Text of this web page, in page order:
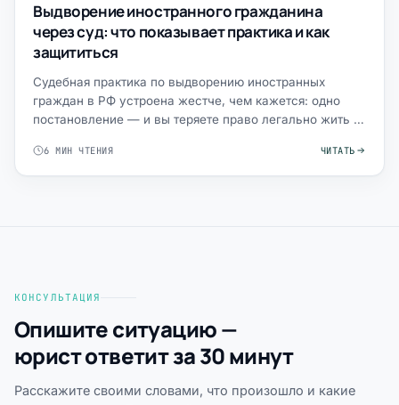
Выдворение иностранного гражданина
через суд: что показывает практика и как
защититься
Судебная практика по выдворению иностранных
граждан в РФ устроена жестче, чем кажется: одно
постановление — и вы теряете право легально жить и
6 МИН ЧТЕНИЯ ЧИТАТЬ
КОНСУЛЬТАЦИЯ
Опишите ситуацию —
юрист ответит за 30 минут
Расскажите своими словами, что произошло и какие